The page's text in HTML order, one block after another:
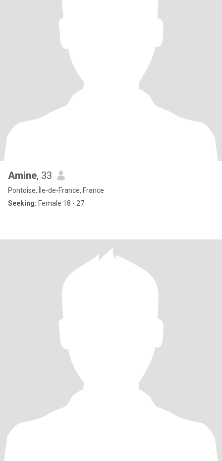
Amine, 33
Pontoise, Île-de-France, France
Seeking: Female 18 - 27